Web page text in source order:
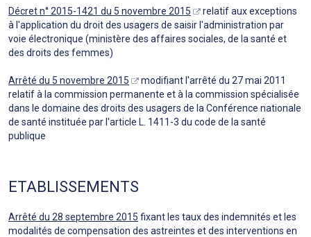
Décret n° 2015-1421 du 5 novembre 2015
relatif aux exceptions
à l'application du droit des usagers de saisir l'administration par
voie électronique (ministère des affaires sociales, de la santé et
des droits des femmes)
Arrêté du 5 novembre 2015
modifiant l'arrêté du 27 mai 2011
relatif à la commission permanente et à la commission spécialisée
dans le domaine des droits des usagers de la Conférence nationale
de santé instituée par l'article L. 1411-3 du code de la santé
publique
ETABLISSEMENTS
Arrêté du 28 septembre 2015 fixant les taux des indemnités et les
modalités de compensation des astreintes et des interventions en